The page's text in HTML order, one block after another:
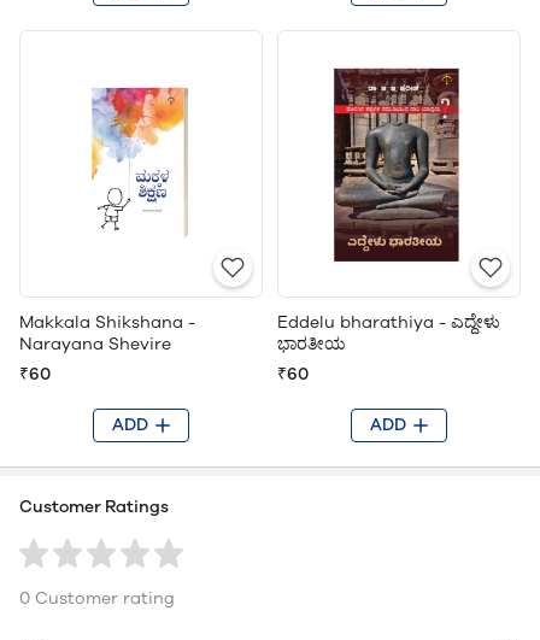
Makkala Shikshana -
Narayana Shevire
₹60
ADD
Eddelu bharathiya - ಎದ್ದೇಳು
ಭಾರತೀಯ
₹60
ADD
Customer Ratings
0 Customer rating